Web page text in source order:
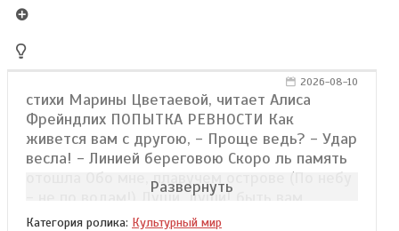
стихи Марины Цветаевой, читает Алиса
Фрейндлих ПОПЫТКА РЕВНОСТИ Как
живется вам с другою, - Проще ведь? - Удар
весла! - Линией береговою Скоро ль память
отошла Обо мне, плавучем острове (По небу
- не по водам!) Души, души! быть вам
сестрами, Не любовницами - вам! Как
Развернуть
Категория ролика: Культурный мир
2026-08-10